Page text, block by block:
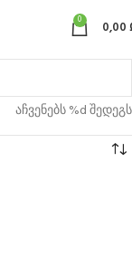
0 0,00
აჩვენებს %d შედეგს